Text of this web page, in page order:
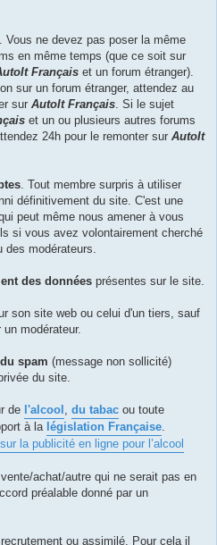
. Vous ne devez pas poser la même
en même temps (que ce soit sur
Français et un forum étranger).
sur un forum étranger, attendez au
sur AutoIt Français. Si le sujet
et un ou plusieurs autres forums
24h pour le remonter sur AutoIt
. Tout membre surpris à utiliser
définitivement du site. C'est une
peut même nous amener à vous
si vous avez volontairement cherché
des modérateurs.
des données présentes sur le site.
son site web ou celui d'un tiers, sauf
modérateur.
spam (message non sollicité)
du site.
de l'alcool , du tabac ou toute
à la législation Française.
la publicité en ligne pour l’alcool
achat/autre qui ne serait pas en
préalable donné par un
ou assimilé. Pour cela il